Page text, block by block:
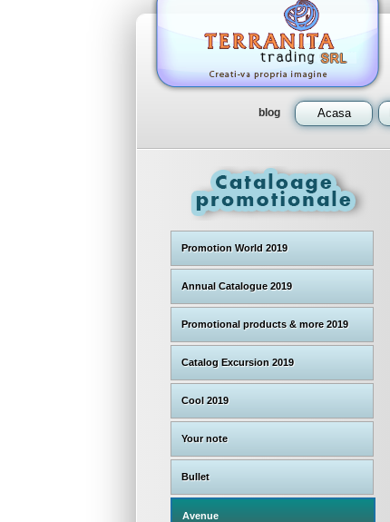
blog Acasa
Promotion World 2019
Annual Catalogue 2019
Promotional products & more 2019
Catalog Excursion 2019
Cool 2019
Your note
Bullet
Avenue